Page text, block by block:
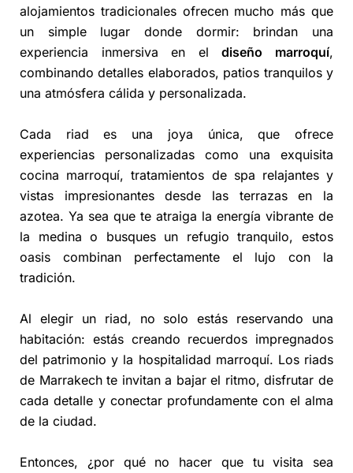
alojamientos tradicionales ofrecen mucho más que
un simple lugar donde dormir: brindan una
experiencia inmersiva en eldiseño marroquí,
combinando detalles elaborados, patios tranquilos y
una atmósfera cálida y personalizada.
Cada riad es una joya única, que ofrece
experiencias personalizadas como una exquisita
cocina marroquí, tratamientos de spa relajantes y
vistas impresionantes desde las terrazas en la
azotea. Ya sea que te atraiga la energía vibrante de
la medina o busques un refugio tranquilo, estos
oasis combinan perfectamente el lujo con la
tradición.
Al elegir un riad, no solo estás reservando una
habitación: estás creando recuerdos impregnados
del patrimonio y la hospitalidad marroquí. Los riads
de Marrakech te invitan a bajar el ritmo, disfrutar de
cada detalle y conectar profundamente con el alma
de la ciudad.
Entonces, ¿por qué no hacer que tu visita sea